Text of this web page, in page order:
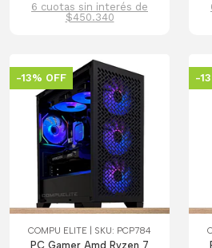
6 cuotas sin interés de
$450.340
-13% OFF
COMPU ELITE | SKU: PCP784
PC Gamer Amd Ryzen 7
-